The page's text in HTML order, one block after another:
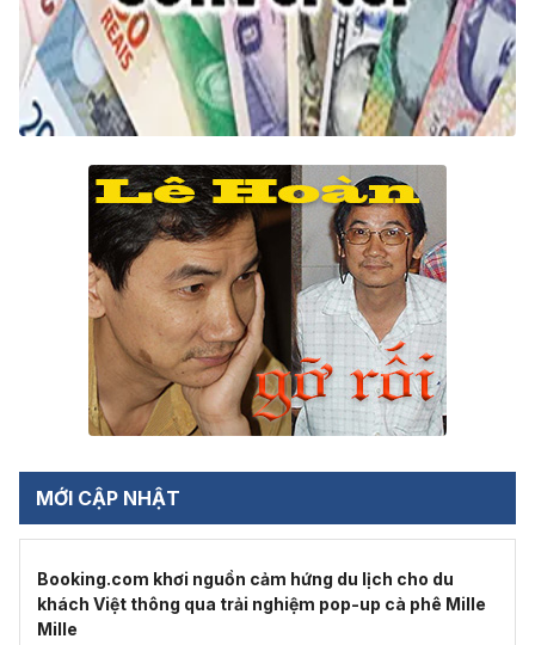
MỚI CẬP NHẬT
Booking.com khơi nguồn cảm hứng du lịch cho du
khách Việt thông qua trải nghiệm pop-up cà phê Mille
Mille